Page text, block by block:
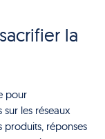
la
pour
les réseaux
produits, réponses